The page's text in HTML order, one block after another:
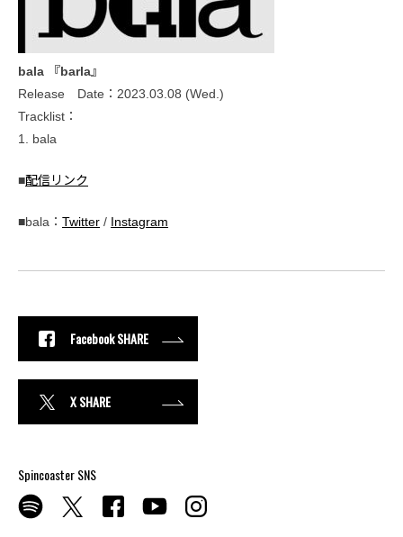
bala 『barla』
Release Date：2023.03.08 (Wed.)
Tracklist：
1. bala
■配信リンク
■bala： Twitter / Instagram
Facebook SHARE
X SHARE
Spincoaster SNS